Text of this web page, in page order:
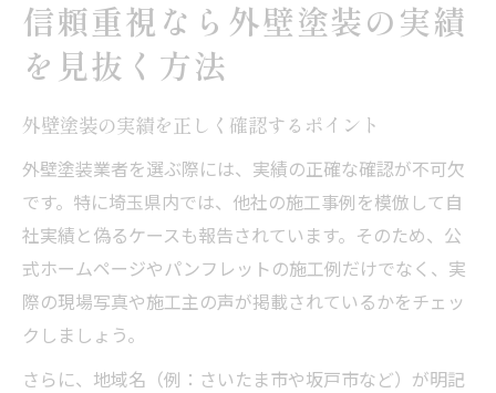
信頼重視なら外壁塗装の実績
を見抜く方法
外壁塗装の実績を正しく確認するポイント
外壁塗装業者を選ぶ際には、実績の正確な確認が不可欠
です。特に埼玉県内では、他社の施工事例を模倣して自
社実績と偽るケースも報告されています。そのため、公
式ホームページやパンフレットの施工例だけでなく、実
際の現場写真や施工主の声が掲載されているかをチェッ
クしましょう。
さらに、地域名（例：さいたま市や坂戸市など）が明記